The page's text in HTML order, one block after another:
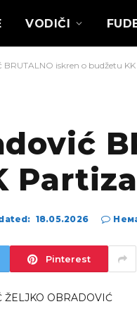
VODIČI
iskren o budžetu
18.05.2026
Pinterest